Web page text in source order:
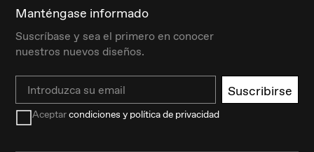
Manténgase informado
Suscríbase y sea el primero en conocer
nuestros nuevos diseños.
Email Suscribirse
Aceptarcondiciones y política de privacidad